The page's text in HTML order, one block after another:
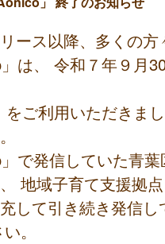
ース以降、多くの方
は、 令和７年９月
ご利用いただきま
で発信していた青
地域子育て支援拠
して引き続き発信し
。